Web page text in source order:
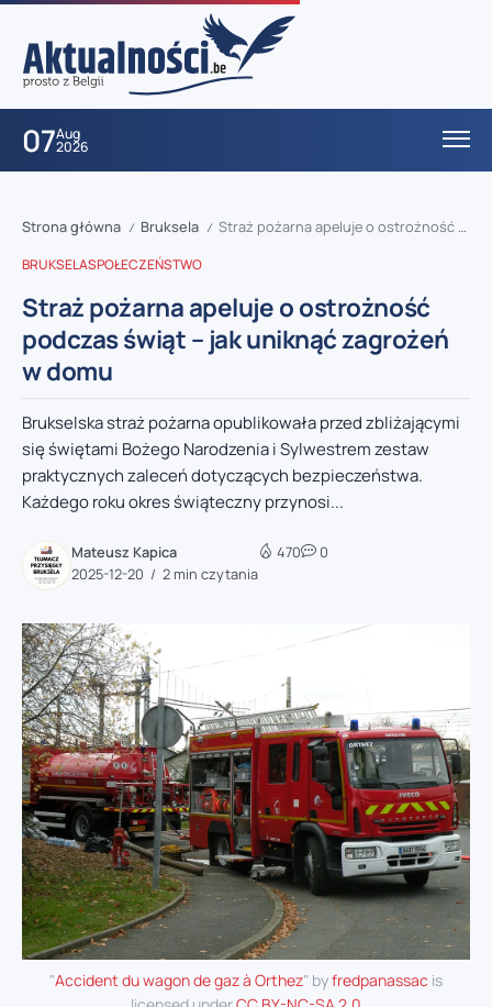
07Aug
2026
Strona główna / Bruksela / Straż pożarna apeluje o ostrożność podczas świąt – jak uniknąć zagrożeń w domu
BRUKSELASPOŁECZEŃSTWO
Straż pożarna apeluje o ostrożność
podczas świąt – jak uniknąć zagrożeń
w domu
Brukselska straż pożarna opublikowała przed zbliżającymi
się świętami Bożego Narodzenia i Sylwestrem zestaw
praktycznych zaleceń dotyczących bezpieczeństwa.
Każdego roku okres świąteczny przynosi...
Mateusz Kapica
2025-12-20
2 min czytania
470 0
"Accident du wagon de gaz à Orthez" byfredpanassac is